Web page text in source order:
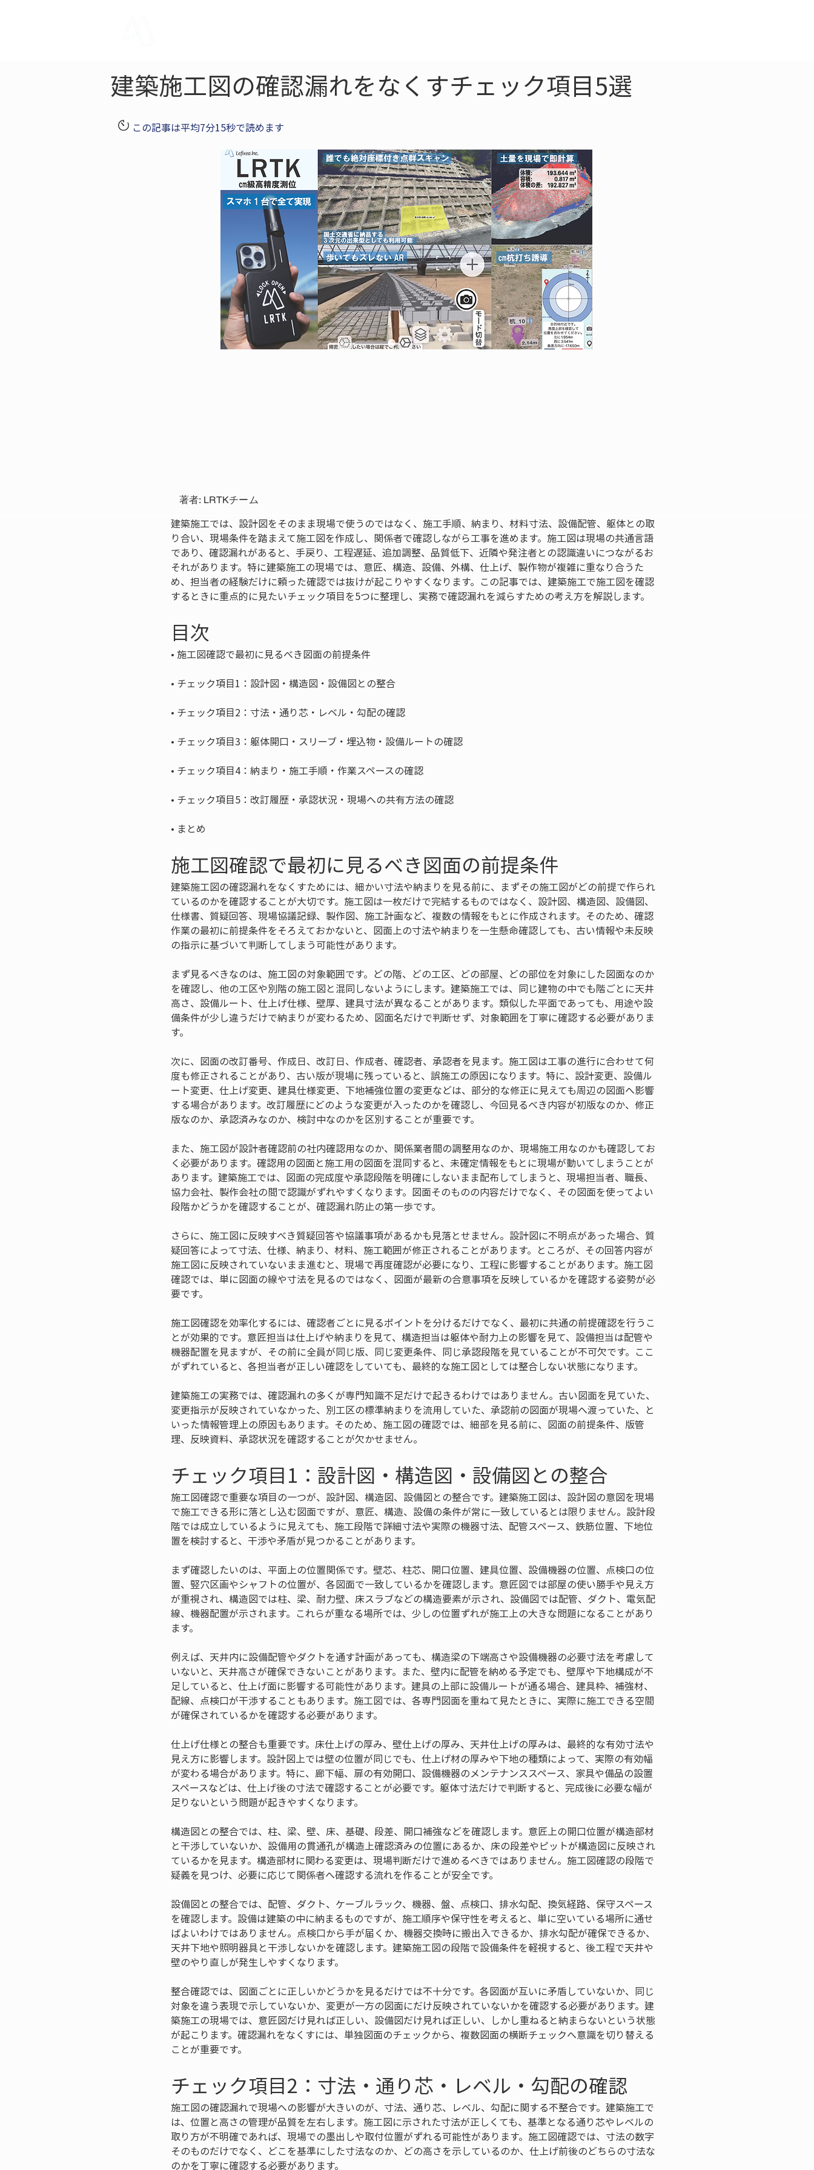
建築施工図の確認漏れをなくすチェック項目5選
この記事は平均7分15秒で読めます
著者: LRTKチーム
建築施工では、設計図をそのまま現場で使うのではなく、施工手順、納まり、材料寸法、設備配管、躯体との取
り合い、現場条件を踏まえて施工図を作成し、関係者で確認しながら工事を進めます。施工図は現場の共通言語
であり、確認漏れがあると、手戻り、工程遅延、追加調整、品質低下、近隣や発注者との認識違いにつながるお
それがあります。特に建築施工の現場では、意匠、構造、設備、外構、仕上げ、製作物が複雑に重なり合うた
め、担当者の経験だけに頼った確認では抜けが起こりやすくなります。この記事では、建築施工で施工図を確認
するときに重点的に見たいチェック項目を5つに整理し、実務で確認漏れを減らすための考え方を解説します。
目次
•
•
•
•
•
•
• まとめ
施工図確認で最初に見るべき図面の前提条件
建築施工図の確認漏れをなくすためには、細かい寸法や納まりを見る前に、まずその施工図がどの前提で作られ
ているのかを確認することが大切です。施工図は一枚だけで完結するものではなく、設計図、構造図、設備図、
仕様書、質疑回答、現場協議記録、製作図、施工計画など、複数の情報をもとに作成されます。そのため、確認
作業の最初に前提条件をそろえておかないと、図面上の寸法や納まりを一生懸命確認しても、古い情報や未反映
の指示に基づいて判断してしまう可能性があります。
まず見るべきなのは、施工図の対象範囲です。どの階、どの工区、どの部屋、どの部位を対象にした図面なのか
を確認し、他の工区や別階の施工図と混同しないようにします。建築施工では、同じ建物の中でも階ごとに天井
高さ、設備ルート、仕上げ仕様、壁厚、建具寸法が異なることがあります。類似した平面であっても、用途や設
備条件が少し違うだけで納まりが変わるため、図面名だけで判断せず、対象範囲を丁寧に確認する必要がありま
す。
次に、図面の改訂番号、作成日、改訂日、作成者、確認者、承認者を見ます。施工図は工事の進行に合わせて何
度も修正されることがあり、古い版が現場に残っていると、誤施工の原因になります。特に、設計変更、設備ル
ート変更、仕上げ変更、建具仕様変更、下地補強位置の変更などは、部分的な修正に見えても周辺の図面へ影響
する場合があります。改訂履歴にどのような変更が入ったのかを確認し、今回見るべき内容が初版なのか、修正
版なのか、承認済みなのか、検討中なのかを区別することが重要です。
また、施工図が設計者確認前の社内確認用なのか、関係業者間の調整用なのか、現場施工用なのかも確認してお
く必要があります。確認用の図面と施工用の図面を混同すると、未確定情報をもとに現場が動いてしまうことが
あります。建築施工では、図面の完成度や承認段階を明確にしないまま配布してしまうと、現場担当者、職長、
協力会社、製作会社の間で認識がずれやすくなります。図面そのものの内容だけでなく、その図面を使ってよい
段階かどうかを確認することが、確認漏れ防止の第一歩です。
さらに、施工図に反映すべき質疑回答や協議事項があるかも見落とせません。設計図に不明点があった場合、質
疑回答によって寸法、仕様、納まり、材料、施工範囲が修正されることがあります。ところが、その回答内容が
施工図に反映されていないまま進むと、現場で再度確認が必要になり、工程に影響することがあります。施工図
確認では、単に図面の線や寸法を見るのではなく、図面が最新の合意事項を反映しているかを確認する姿勢が必
要です。
施工図確認を効率化するには、確認者ごとに見るポイントを分けるだけでなく、最初に共通の前提確認を行うこ
とが効果的です。意匠担当は仕上げや納まりを見て、構造担当は躯体や耐力上の影響を見て、設備担当は配管や
機器配置を見ますが、その前に全員が同じ版、同じ変更条件、同じ承認段階を見ていることが不可欠です。ここ
がずれていると、各担当者が正しい確認をしていても、最終的な施工図としては整合しない状態になります。
建築施工の実務では、確認漏れの多くが専門知識不足だけで起きるわけではありません。古い図面を見ていた、
変更指示が反映されていなかった、別工区の標準納まりを流用していた、承認前の図面が現場へ渡っていた、と
いった情報管理上の原因もあります。そのため、施工図の確認では、細部を見る前に、図面の前提条件、版管
理、反映資料、承認状況を確認することが欠かせません。
チェック項目1：設計図・構造図・設備図との整合
施工図確認で重要な項目の一つが、設計図、構造図、設備図との整合です。建築施工図は、設計図の意図を現場
で施工できる形に落とし込む図面ですが、意匠、構造、設備の条件が常に一致しているとは限りません。設計段
階では成立しているように見えても、施工段階で詳細寸法や実際の機器寸法、配管スペース、鉄筋位置、下地位
置を検討すると、干渉や矛盾が見つかることがあります。
まず確認したいのは、平面上の位置関係です。壁芯、柱芯、開口位置、建具位置、設備機器の位置、点検口の位
置、竪穴区画やシャフトの位置が、各図面で一致しているかを確認します。意匠図では部屋の使い勝手や見え方
が重視され、構造図では柱、梁、耐力壁、床スラブなどの構造要素が示され、設備図では配管、ダクト、電気配
線、機器配置が示されます。これらが重なる場所では、少しの位置ずれが施工上の大きな問題になることがあり
ます。
例えば、天井内に設備配管やダクトを通す計画があっても、構造梁の下端高さや設備機器の必要寸法を考慮して
いないと、天井高さが確保できないことがあります。また、壁内に配管を納める予定でも、壁厚や下地構成が不
足していると、仕上げ面に影響する可能性があります。建具の上部に設備ルートが通る場合、建具枠、補強材、
配線、点検口が干渉することもあります。施工図では、各専門図面を重ねて見たときに、実際に施工できる空間
が確保されているかを確認する必要があります。
仕上げ仕様との整合も重要です。床仕上げの厚み、壁仕上げの厚み、天井仕上げの厚みは、最終的な有効寸法や
見え方に影響します。設計図上では壁の位置が同じでも、仕上げ材の厚みや下地の種類によって、実際の有効幅
が変わる場合があります。特に、廊下幅、扉の有効開口、設備機器のメンテナンススペース、家具や備品の設置
スペースなどは、仕上げ後の寸法で確認することが必要です。躯体寸法だけで判断すると、完成後に必要な幅が
足りないという問題が起きやすくなります。
構造図との整合では、柱、梁、壁、床、基礎、段差、開口補強などを確認します。意匠上の開口位置が構造部材
と干渉していないか、設備用の貫通孔が構造上確認済みの位置にあるか、床の段差やピットが構造図に反映され
ているかを見ます。構造部材に関わる変更は、現場判断だけで進めるべきではありません。施工図確認の段階で
疑義を見つけ、必要に応じて関係者へ確認する流れを作ることが安全です。
設備図との整合では、配管、ダクト、ケーブルラック、機器、盤、点検口、排水勾配、換気経路、保守スペース
を確認します。設備は建築の中に納まるものですが、施工順序や保守性を考えると、単に空いている場所に通せ
ばよいわけではありません。点検口から手が届くか、機器交換時に搬出入できるか、排水勾配が確保できるか、
天井下地や照明器具と干渉しないかを確認します。建築施工図の段階で設備条件を軽視すると、後工程で天井や
壁のやり直しが発生しやすくなります。
整合確認では、図面ごとに正しいかどうかを見るだけでは不十分です。各図面が互いに矛盾していないか、同じ
対象を違う表現で示していないか、変更が一方の図面にだけ反映されていないかを確認する必要があります。建
築施工の現場では、意匠図だけ見れば正しい、設備図だけ見れば正しい、しかし重ねると納まらないという状態
が起こります。確認漏れをなくすには、単独図面のチェックから、複数図面の横断チェックへ意識を切り替える
ことが重要です。
チェック項目2：寸法・通り芯・レベル・勾配の確認
施工図の確認漏れで現場への影響が大きいのが、寸法、通り芯、レベル、勾配に関する不整合です。建築施工で
は、位置と高さの管理が品質を左右します。施工図に示された寸法が正しくても、基準となる通り芯やレベルの
取り方が不明確であれば、現場での墨出しや取付位置がずれる可能性があります。施工図確認では、寸法の数字
そのものだけでなく、どこを基準にした寸法なのか、どの高さを示しているのか、仕上げ前後のどちらの寸法な
のかを丁寧に確認する必要があります。